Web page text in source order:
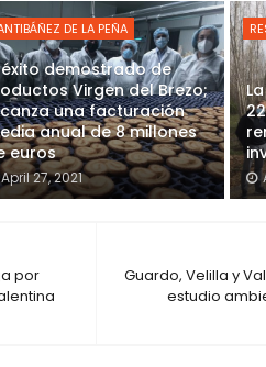
DE LA PEÑA
éxito demostrado de
Virgen del Brezo;
una facturación
anual de 8 millones
euros
April 27, 2021
Guardo, Velilla y
estudio
por